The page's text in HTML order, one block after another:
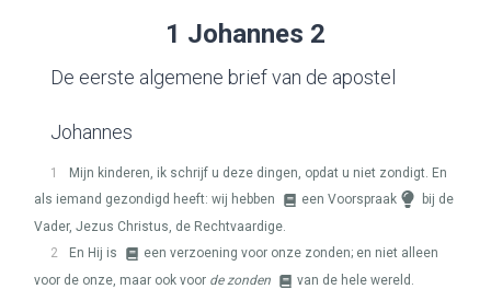
1 Johannes 2
De eerste algemene brief van de apostel
Johannes
1
Mijn kinderen, ik schrijf u deze dingen, opdat u niet zondigt. En
als iemand gezondigd heeft: wij hebben
een Voorspraak
bij de
Vader, Jezus Christus, de Rechtvaardige.
2
En Hij is
een verzoening voor onze zonden; en niet alleen
voor de onze, maar ook voor de zonden van de hele wereld.